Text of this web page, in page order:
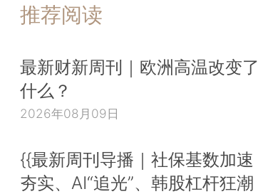
推荐阅读
最新财新周刊｜欧洲高温改变了
什么？
2026年08月09日
{{最新周刊导播｜社保基数加速
夯实、AI“追光”、韩股杠杆狂潮